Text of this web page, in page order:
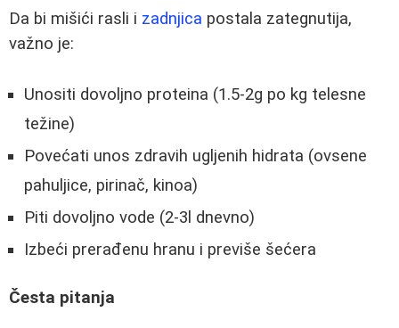
Da bi mišići rasli i zadnjica postala zategnutija,
važno je:
Unositi dovoljno proteina (1.5-2g po kg telesne
težine)
Povećati unos zdravih ugljenih hidrata (ovsene
pahuljice, pirinač, kinoa)
Piti dovoljno vode (2-3l dnevno)
Izbeći prerađenu hranu i previše šećera
Česta pitanja